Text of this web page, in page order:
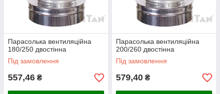
Парасолька вентиляційна
180/250 двостінна
Під замовлення
557,46 ₴
Парасолька вентиляційна
200/260 двостінна
Під замовлення
579,40 ₴